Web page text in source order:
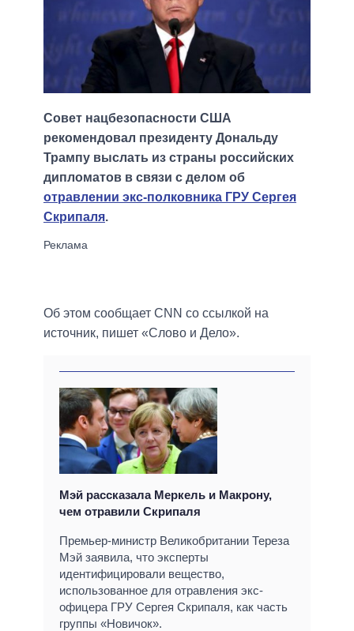
Совет нацбезопасности США
рекомендовал президенту Дональду
Трампу выслать из страны российских
дипломатов в связи с делом об
отравлении экс-полковника ГРУ Сергея
Скрипаля.
Об этом сообщает CNN со ссылкой на
источник, пишет «Слово и Дело».
Мэй рассказала Меркель и Макрону,
чем отравили Скрипаля
Премьер-министр Великобритании Тереза
Мэй заявила, что эксперты
идентифицировали вещество,
использованное для отравления экс-
офицера ГРУ Сергея Скрипаля, как часть
группы «Новичок».